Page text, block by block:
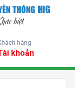
hàng
khoản